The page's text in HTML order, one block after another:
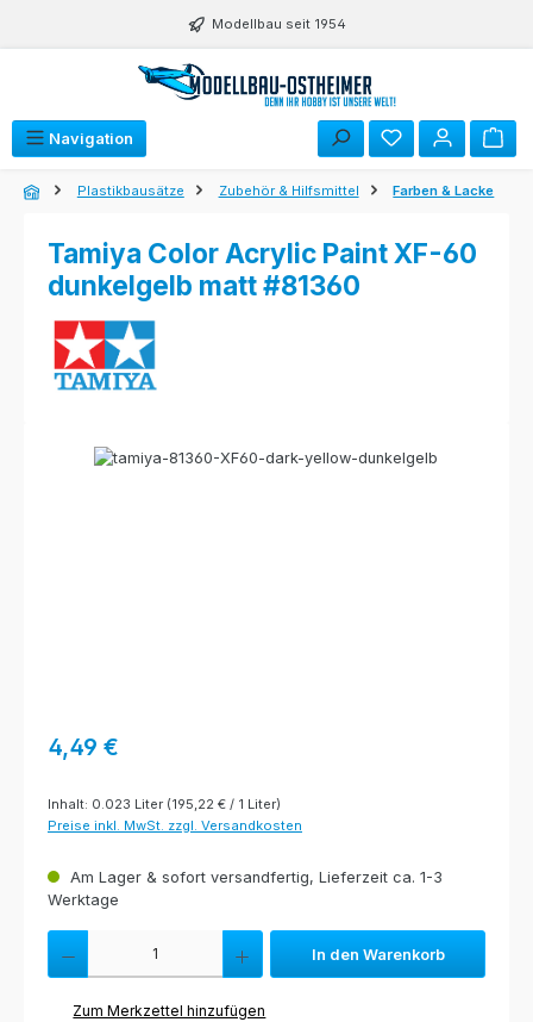
Zum Hauptinhalt springen Modellbau seit 1954
Navigation
Plastikbausätze Zubehör & Hilfsmittel Farben & Lacke
Tamiya Color Acrylic Paint XF-60
dunkelgelb matt #81360
Bildergalerie überspringen
Regulärer Preis:
4,49 €
Inhalt: 0.023 Liter (195,22 € / 1 Liter)
Preise inkl. MwSt. zzgl. Versandkosten
Am Lager & sofort versandfertig, Lieferzeit ca. 1-3
Werktage
Produkt Anzahl: Gib den gewünschten Wert ein oder benutze die
In den Warenkorb
Zum Merkzettel hinzufügen